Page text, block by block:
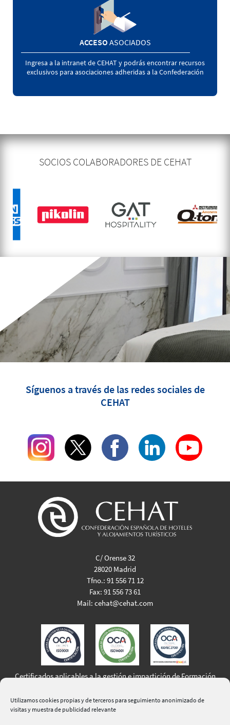
Utilizamos cookies propias y de terceros para seguimiento anonimizado de
visitas y muestra de publicidad relevante
ACCESO ASOCIADOS
Ingresa a la intranet de CEHAT y podrás encontrar recursos
exclusivos para asociaciones adheridas a la Confederación
SOCIOS COLABORADORES DE CEHAT
Síguenos a través de las redes sociales de
CEHAT
C/ Orense 32
28020 Madrid
Tfno.: 91 556 71 12
Fax: 91 556 73 61
Mail: cehat@cehat.com
Certificados aplicables a la gestión e impartición de Formación